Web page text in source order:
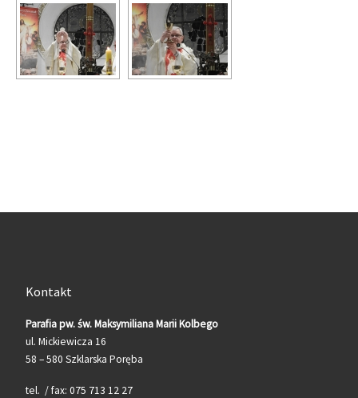
Kontakt
Parafia pw. św. Maksymiliana Marii Kolbego
ul. Mickiewicza 16
58 – 580 Szklarska Poręba
tel. / fax: 075 713 12 27